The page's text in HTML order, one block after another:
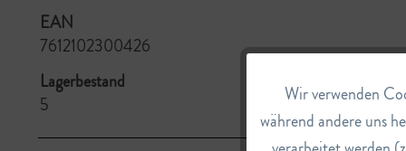
EAN
7612102300426
Lagerbestand
5
Funktionale
Wir verwenden
während andere uns